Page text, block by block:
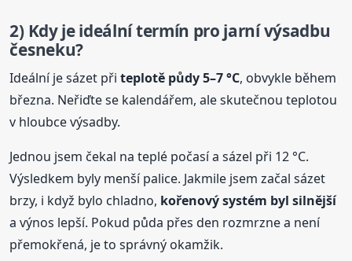
2) Kdy je ideální termín pro jarní výsadbu
česneku?
Ideální je sázet přiteplotě půdy 5–7 °C, obvykle během
března. Neřiďte se kalendářem, ale skutečnou teplotou
v hloubce výsadby.
Jednou jsem čekal na teplé počasí a sázel při 12 °C.
Výsledkem byly menší palice. Jakmile jsem začal sázet
brzy, i když bylo chladno, kořenový systém byl silnější
a výnos lepší. Pokud půda přes den rozmrzne a není
přemokřená, je to správný okamžik.